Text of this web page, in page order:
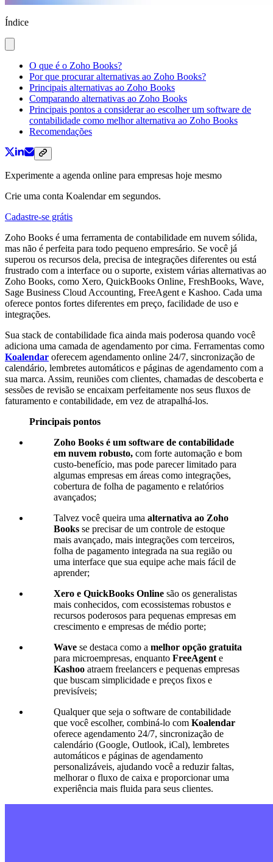
Índice
O que é o Zoho Books?
Por que procurar alternativas ao Zoho Books?
Principais alternativas ao Zoho Books
Comparando alternativas ao Zoho Books
Principais pontos a considerar ao escolher um software de
contabilidade como melhor alternativa ao Zoho Books
Recomendações
Experimente a agenda online para empresas hoje mesmo
Crie uma conta Koalendar em segundos.
Cadastre-se grátis
Zoho Books é uma ferramenta de contabilidade em nuvem sólida,
mas não é perfeita para todo pequeno empresário. Se você já
superou os recursos dela, precisa de integrações diferentes ou está
frustrado com a interface ou o suporte, existem várias alternativas ao
Zoho Books, como Xero, QuickBooks Online, FreshBooks, Wave,
Sage Business Cloud Accounting, FreeAgent e Kashoo. Cada uma
oferece pontos fortes diferentes em preço, facilidade de uso e
integrações.
Sua stack de contabilidade fica ainda mais poderosa quando você
adiciona uma camada de agendamento por cima. Ferramentas como
Koalendar oferecem agendamento online 24/7, sincronização de
calendário, lembretes automáticos e páginas de agendamento com a
sua marca. Assim, reuniões com clientes, chamadas de descoberta e
sessões de revisão se encaixam perfeitamente nos seus fluxos de
faturamento e contabilidade, em vez de atrapalhá-los.
Principais pontos
Zoho Books é um software de contabilidade
em nuvem robusto, com forte automação e bom
custo-benefício, mas pode parecer limitado para
algumas empresas em áreas como integrações,
cobertura de folha de pagamento e relatórios
avançados;
Talvez você queira uma alternativa ao Zoho
Books se precisar de um controle de estoque
mais avançado, mais integrações com terceiros,
folha de pagamento integrada na sua região ou
uma interface que sua equipe ache mais fácil de
aprender;
Xero e QuickBooks Online são os generalistas
mais conhecidos, com ecossistemas robustos e
recursos poderosos para pequenas empresas em
crescimento e empresas de médio porte;
Wave se destaca como a melhor opção gratuita
para microempresas, enquanto FreeAgent e
Kashoo atraem freelancers e pequenas empresas
que buscam simplicidade e preços fixos e
previsíveis;
Qualquer que seja o software de contabilidade
que você escolher, combiná-lo com Koalendar
oferece agendamento 24/7, sincronização de
calendário (Google, Outlook, iCal), lembretes
automáticos e páginas de agendamento
personalizáveis, ajudando você a reduzir faltas,
melhorar o fluxo de caixa e proporcionar uma
experiência mais fluida para seus clientes.